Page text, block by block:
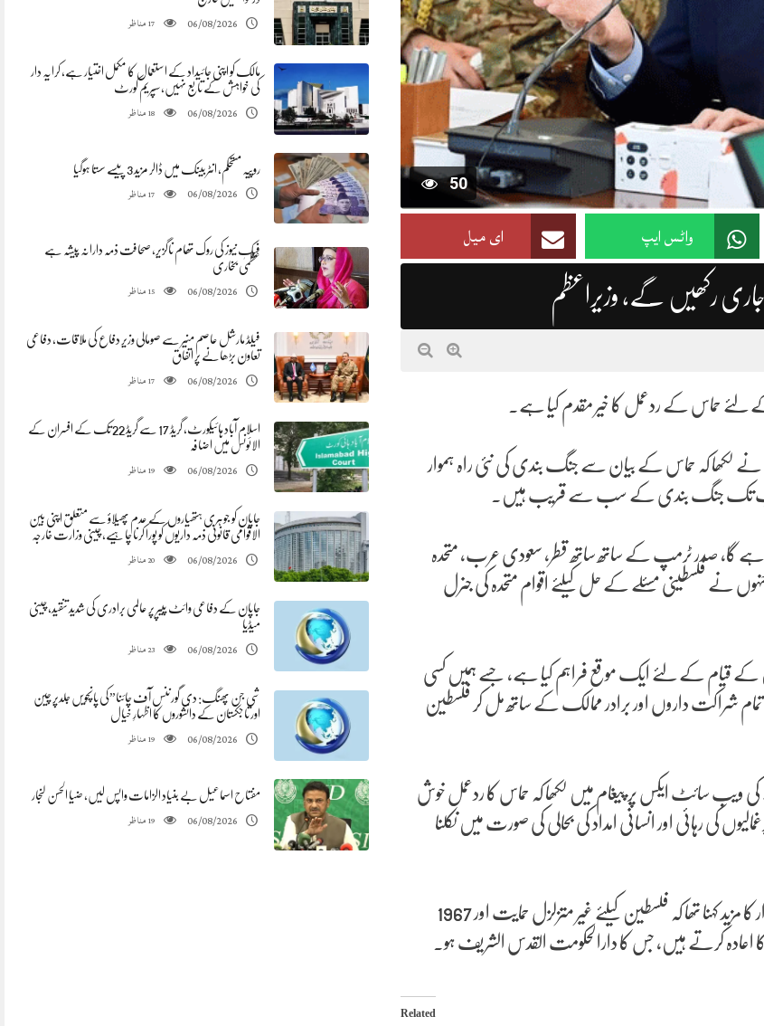
06/08/2026
17مناظر
مالک کو اپنی جائیداد کے استعمال کا مکمل اختیار ہے، کرایہ دار
کی خواہش کے تابع نہیں، سپریم کورٹ
06/08/2026
18مناظر
روپیہ مستحکم، انٹربینک میں ڈالر مزید 3 پیسے سستا ہوگیا
06/08/2026
17مناظر
فیک نیوز کی روک تھام ناگزیر، صحافت ذمہ دارانہ پیشہ ہے
عظمیٰ بخاری
06/08/2026
15مناظر
فیلڈ مارشل عاصم منیر سے صومالی وزیر دفاع کی ملاقات، دفاعی
تعاون بڑھانے پر اتفاق
06/08/2026
17مناظر
اسلام آباد ہائیکورٹ، گریڈ 17 سے گریڈ 22 تک کے افسران کے
الائونس میں اضافہ
06/08/2026
19مناظر
جاپان کو جوہری ہتھیاروں کے عدم پھیلاؤ سے متعلق اپنی بین
الاقوامی قانونی ذمہ داریوں کو پورا کرنا چاہیے، چینی وزارت خارجہ
06/08/2026
20مناظر
جاپان کے دفاعی وائٹ پیپر پر عالمی برادری کی شدید تنقید، چینی
میڈیا
06/08/2026
23مناظر
شی جن پھنگ: دی گورننس آف چائنا”کی پانچویں جلدپر چین
اور تاجکستان کے دانشوروں کا اظہارِ خیال
06/08/2026
19مناظر
مفتاح اسماعیل بے بنیاد الزامات واپس لیں، ضیا الحسن لنجار
06/08/2026
19مناظر
50
واٹس ایپ ای میل
رکھیں گے، وزیراعظم
لئے حماس کے ردعمل کا خیر مقدم کیا ہے۔
لکھا کہ حماس کے بیان سے جنگ بندی کی نئی راہ ہموار
اب تک جنگ بندی کے سب سے قریب ہیں۔
رہے گا، صدر ٹرمپ کے ساتھ ساتھ قطر، سعودی عرب، متحدہ
نے فلسطینی مسئلے کے حل کیلئے اقوام متحدہ کی جنرل
کے قیام کے لئے ایک موقع فراہم کیا ہے، جسے ہمیں کسی
شراکت داروں اور برادر ممالک کے ساتھ مل کر فلسطین
ویب سائٹ ایکس پر پیغام میں لکھا کہ حماس کا ردعمل خوش
کی رہائی اور انسانی امداد کی بحالی کی صورت میں نکلنا
انہوں نے کہا کہ اسرائیل کو فوری طور پر اپنے حملے بند کرنا ہوں گے۔اسحاق ڈار کا مزید کہنا تھا کہ فلسطین کیلئے غیر متزلزل حمایت اور 1967
اعادہ کرتے ہیں، جس کا دارالحکومت القدس الشریف ہو۔
Related